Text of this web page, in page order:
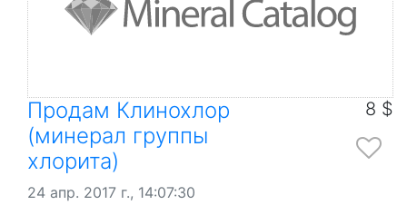
Продам Клинохлор
(минерал группы
хлорита)
24 апр. 2017 г., 14:07:30
8 $